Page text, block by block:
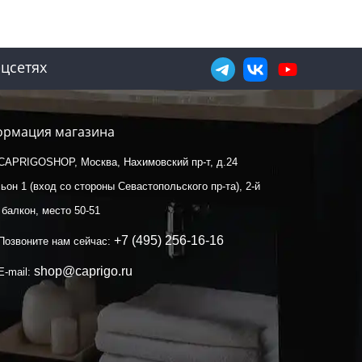
магазина
Москва, Нахимовский пр-т, д.24
1 (вход со стороны Севастопольского пр-та), 2-й
место 50-51
Позвоните нам сейчас: +7 (495) 256-16-16
E-mail: shop@caprigo.ru